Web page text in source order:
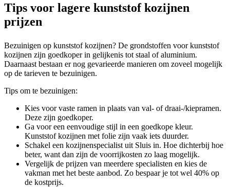
Tips voor lagere kunststof kozijnen
prijzen
Bezuinigen op kunststof kozijnen? De grondstoffen voor kunststof
kozijnen zijn goedkoper in gelijkenis tot staal of aluminium.
Daarnaast bestaan er nog gevarieerde manieren om zoveel mogelijk
op de tarieven te bezuinigen.
Tips om te bezuinigen:
Kies voor vaste ramen in plaats van val- of draai-/kiepramen.
Deze zijn goedkoper.
Ga voor een eenvoudige stijl in een goedkope kleur.
Kunststof kozijnen met folie zijn vaak iets duurder.
Schakel een kozijnenspecialist uit Sluis in. Hoe dichterbij hoe
beter, want dan zijn de voorrijkosten zo laag mogelijk.
Vergelijk de prijzen van meerdere specialisten en kies de
vakman met het beste aanbod. Zo bespaar je tot wel 40% op
de kostprijs.